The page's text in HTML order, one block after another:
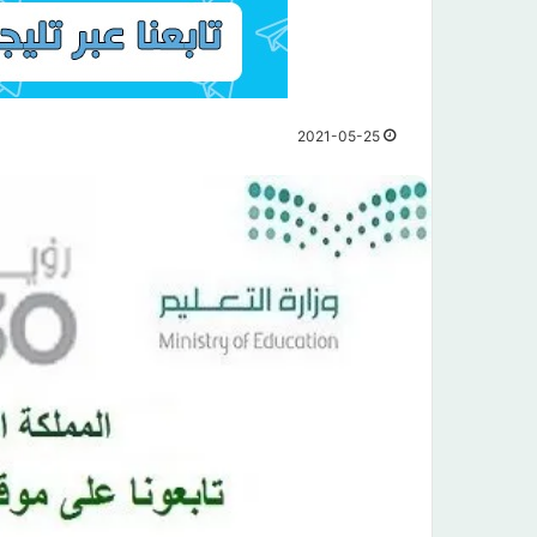
2021-05-25